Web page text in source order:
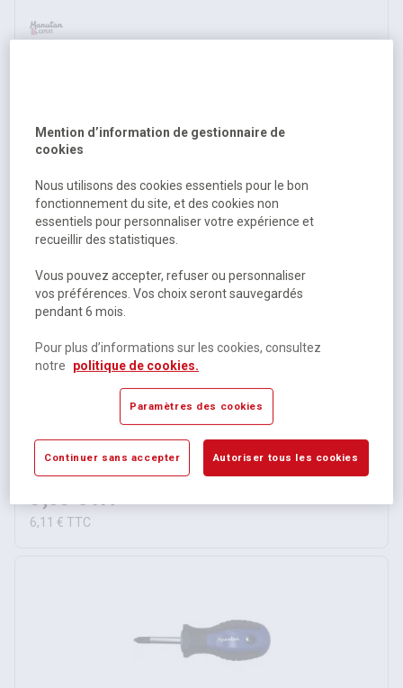
5,05 € HT
6,06 €TTC
Tournevis ergonomique pour vis Torx - Manutan Expert
Disponible selon modèle
À partir de
5,09 €HT
6,11 € TTC
Mention d’information de gestionnaire de
cookies
Nous utilisons des cookies essentiels pour le bon
fonctionnement du site, et des cookies non
essentiels pour personnaliser votre expérience et
recueillir des statistiques.
Vous pouvez accepter, refuser ou personnaliser
vos préférences. Vos choix seront sauvegardés
pendant 6 mois.
Pour plus d’informations sur les cookies, consultez
notre
politique de cookies.
Paramètres des cookies
Continuer sans accepter Autoriser tous les cookies